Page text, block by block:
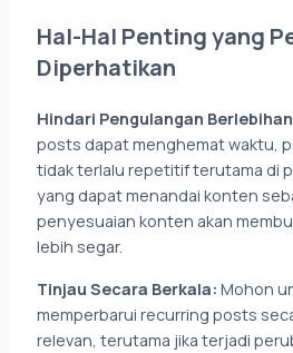
Hal-Hal Penting yang
Diperhatikan
Hindari Pengulangan
posts dapat menghemat waktu,
tidak terlalu repetitif terutama di
yang dapat menandai konten
penyesuaian konten akan
lebih segar.
Tinjau Secara Berkala:Mohon
memperbarui recurring posts
relevan, terutama jika terjadi